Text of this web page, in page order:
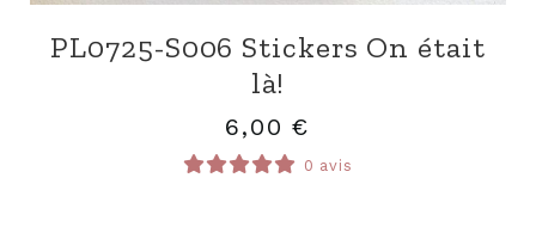
PL0725-S006 Stickers On était
là!
6,00 €
0 avis